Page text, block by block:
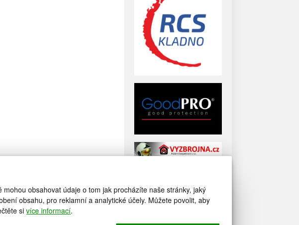
obsahovat údaje o tom jak procházíte naše stránky, jaký
obsahu, pro reklamní a analytické účely. Můžete povolit, aby
sivíce informací.